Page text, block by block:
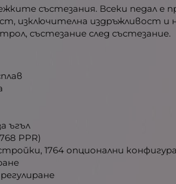
състезания. Всеки педал е
изключителна издръжливост
състезание след състезание.
ъгъл
PPR)
1764 опционални